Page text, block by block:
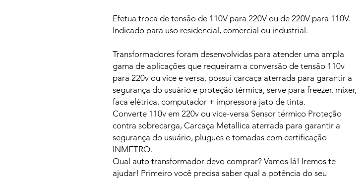
Efetua troca de tensão de 110V para 220V ou de 220V para 110V.
Indicado para uso residencial, comercial ou industrial.
Transformadores foram desenvolvidas para atender uma ampla
gama de aplicações que requeiram a conversão de tensão 110v
para 220v ou vice e versa, possui carcaça aterrada para garantir a
segurança do usuário e proteção térmica, serve para freezer, mixer,
faca elétrica, computador + impressora jato de tinta.
Converte 110v em 220v ou vice-versa Sensor térmico Proteção
contra sobrecarga, Carcaça Metallica aterrada para garantir a
segurança do usuário, plugues e tomadas com certificação
INMETRO.
Qual auto transformador devo comprar? Vamos lá! Iremos te
ajudar! Primeiro você precisa saber qual a potência do seu